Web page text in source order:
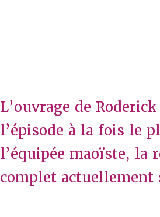
L’ouvrage de
l’épisode à la fois le
l’équipée maoïste,
complet actuellement